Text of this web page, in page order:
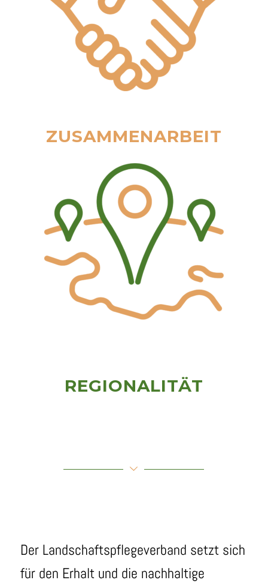
ZUSAMMENARBEIT
REGIONALITÄT
Der Landschaftspflegeverband setzt sich
für den Erhalt und die nachhaltige